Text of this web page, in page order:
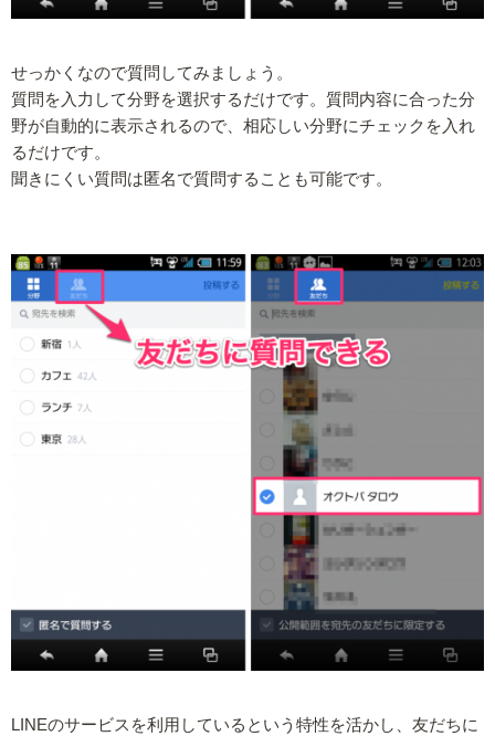
せっかくなので質問してみましょう。
質問を入力して分野を選択するだけです。質問内容に合った分
野が自動的に表示されるので、相応しい分野にチェックを入れ
るだけです。
聞きにくい質問は匿名で質問することも可能です。
LINEのサービスを利用しているという特性を活かし、友だちに